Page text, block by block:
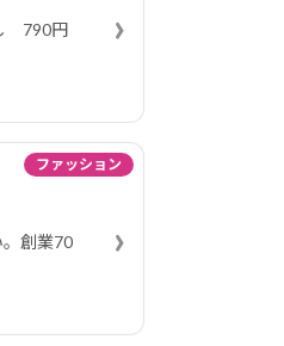
790円
›
ファッション
創業70
›